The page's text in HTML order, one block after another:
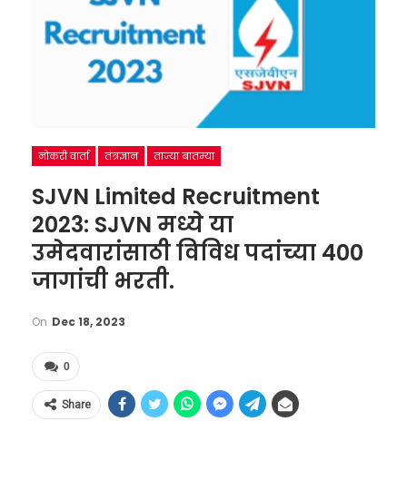
नोकरी वार्ता तंत्रज्ञान ताज्या बातम्या
SJVN Limited Recruitment
2023: SJVN मध्ये या
उमेदवारांसाठी विविध पदांच्या 400
जागांची भरती.
On Dec 18, 2023
0
Share